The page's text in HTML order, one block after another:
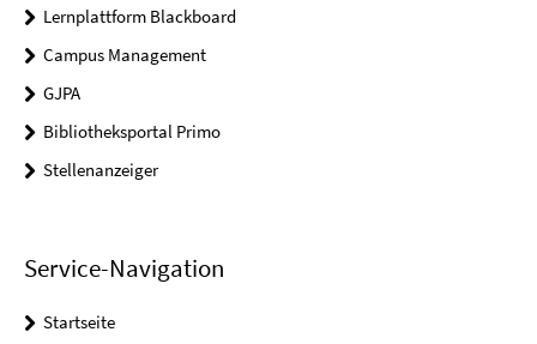
Lernplattform Blackboard
Campus Management
GJPA
Bibliotheksportal Primo
Stellenanzeiger
Service-Navigation
Startseite